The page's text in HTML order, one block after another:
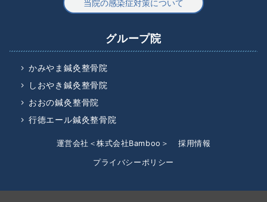
当院の感染症対策について
グループ院
かみやま鍼灸整骨院
しおやき鍼灸整骨院
おおの鍼灸整骨院
行徳エール鍼灸整骨院
運営会社＜株式会社Bamboo＞ 採用情報
プライバシーポリシー